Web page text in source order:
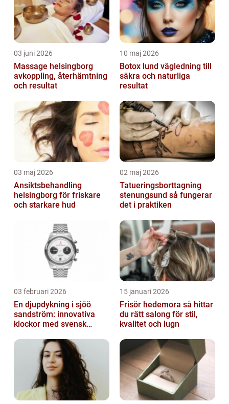
03 juni 2026
Massage helsingborg
avkoppling, återhämtning
och resultat
10 maj 2026
Botox lund vägledning till
säkra och naturliga
resultat
03 maj 2026
Ansiktsbehandling
helsingborg för friskare
och starkare hud
02 maj 2026
Tatueringsborttagning
stenungsund så fungerar
det i praktiken
03 februari 2026
En djupdykning i sjöö
sandström: innovativa
klockor med svensk
15 januari 2026
Frisör hedemora så hittar
du rätt salong för stil,
kvalitet och lugn